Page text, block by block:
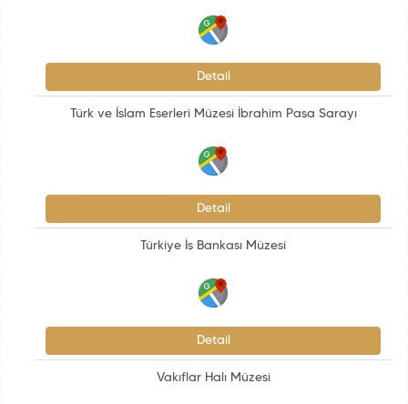
Detail
Türk ve İslam Eserleri Müzesi İbrahim Paşa Sarayı
Detail
Türkiye İş Bankası Müzesi
Detail
Vakıflar Halı Müzesi